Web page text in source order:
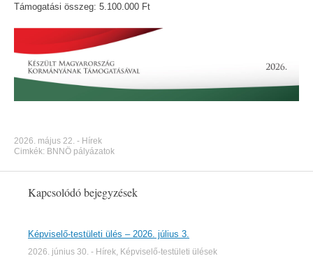
Támogatási összeg: 5.100.000 Ft
2026. május 22. - Hírek
Cimkék: BNNÖ pályázatok
Kapcsolódó bejegyzések
Képviselő-testületi ülés – 2026. július 3.
2026. június 30. - Hírek, Képviselő-testületi ülések